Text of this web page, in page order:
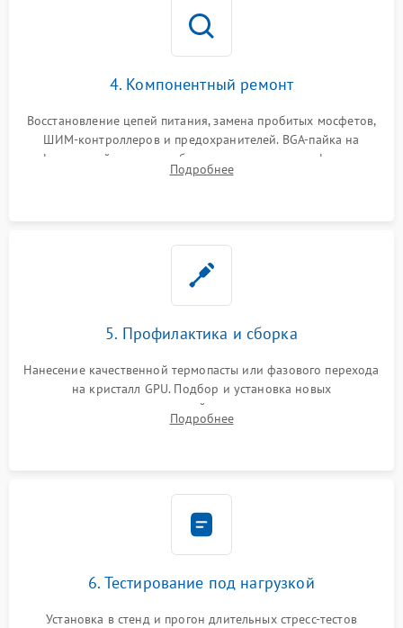
4. Компонентный ремонт
Восстановление цепей питания, замена пробитых мосфетов,
ШИМ-контроллеров и предохранителей. BGA-пайка на
инфракрасной станции реболлинг или замена графического
чипа и дефектной памяти GDDR. Прошивка BIOS
Подробнее
5. Профилактика и сборка
Нанесение качественной термопасты или фазового перехода
на кристалл GPU. Подбор и установка новых
термопрокладок правильной толщины на память и цепи
питания. Монтаж радиатора и бэкплейта, подключение и
Подробнее
6. Тестирование под нагрузкой
Установка в стенд и прогон длительных стресс-тестов